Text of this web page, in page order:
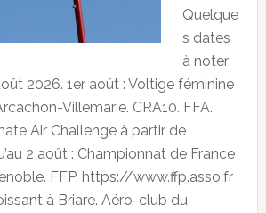
Quelque
s dates
à noter
2026. 1er août : Voltige féminine
Villemarie. CRA10. FFA.
Air Challenge à partir de
2 août : Championnat de France
FFP. https://www.ffp.asso.fr
à Briare. Aéro-club du